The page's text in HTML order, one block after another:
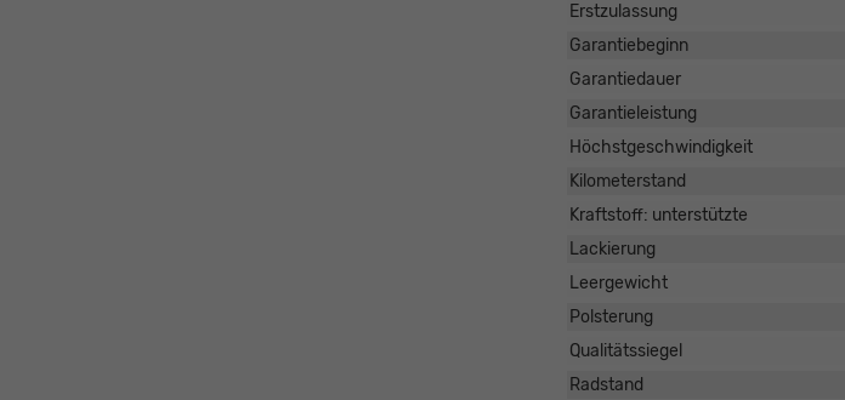
Erstzulassung
Garantiebeginn
Garantiedauer
Garantieleistung
Höchstgeschwindigkeit
Kilometerstand
Kraftstoff: unterstützte
Lackierung
Leergewicht
Polsterung
Qualitätssiegel
Radstand